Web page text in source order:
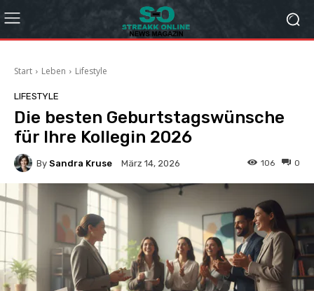
Start Leben Lifestyle
LIFESTYLE
Die besten Geburtstagswünsche
für Ihre Kollegin 2026
By Sandra Kruse März 14, 2026 0
106